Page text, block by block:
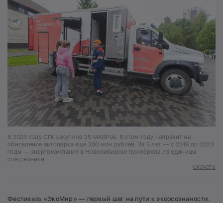
В 2023 году СГК закупила 25 МАВРов. В этом году направит на
обновление автопарка еще 200 млн рублей. За 5 лет — с 2019 по 2023
годы — энергокомпания в Новосибирске приобрела 73 единицы
спецтехники
Скачать
Фестиваль «ЭкоМир» — первый шаг на пути к экоосознаности.